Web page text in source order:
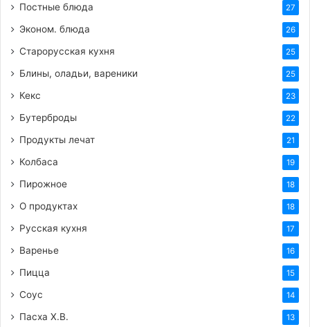
Постные блюда 27
Эконом. блюда 26
Старорусская кухня 25
Блины, оладьи, вареники 25
Кекс 23
Бутерброды 22
Продукты лечат 21
Колбаса 19
Пирожное 18
О продуктах 18
Русская кухня 17
Варенье 16
Пицца 15
Соус 14
Пасха Х.В. 13